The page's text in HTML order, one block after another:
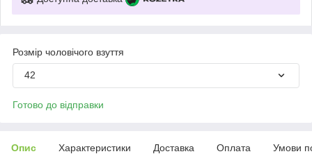
Розмір чоловічого взуття
42
Готово до відправки
Опис Характеристики Доставка Оплата Умови